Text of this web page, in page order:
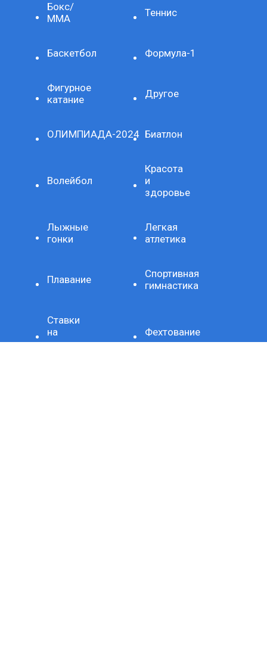
Бокс/
ММА
Теннис
Баскетбол Формула-1
Фигурное
катание
Другое
ОЛИМПИАДА-2024 Биатлон
Волейбол
Красота
и
здоровье
Лыжные
гонки
Легкая
атлетика
Плавание
Спортивная
гимнастика
Ставки
на
спорт
Фехтование